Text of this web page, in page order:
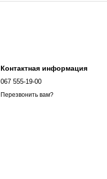
Контактная информация
067 555-19-00
Перезвонить вам?